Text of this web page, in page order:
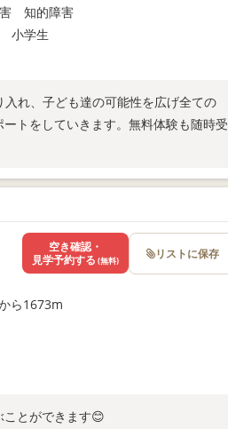
知的障害
小学生
れ、子ども達の可能性を広げ全ての
トをしていきます。無料体験も随時受
ら1673m
とができます😊
空き確認・
見学予約する (無料) リストに保存